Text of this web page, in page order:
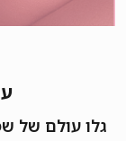
גלו עולם של